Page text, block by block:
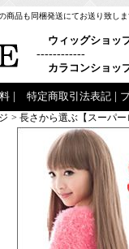
商品も同梱発送にてお送り致し
ウィッグショッ
------------
カラコンショッ
特定商取引法表記
> 長さから選ぶ【スーパ